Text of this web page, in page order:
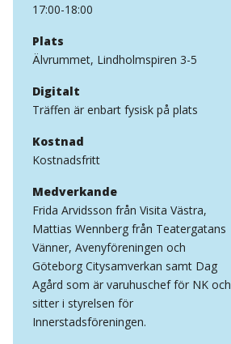
17:00-18:00
Plats
Älvrummet, Lindholmspiren 3-5
Digitalt
Träffen är enbart fysisk på plats
Kostnad
Kostnadsfritt
Medverkande
Frida Arvidsson från Visita Västra,
Mattias Wennberg från Teatergatans
Vänner, Avenyföreningen och
Göteborg Citysamverkan samt Dag
Agård som är varuhuschef för NK och
sitter i styrelsen för
Innerstadsföreningen.